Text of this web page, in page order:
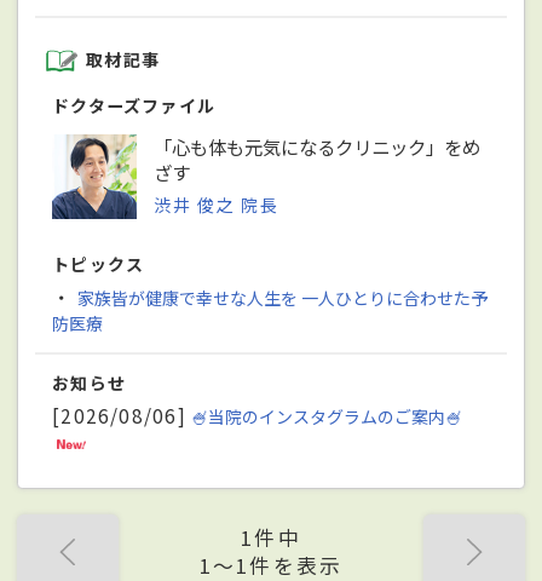
取材記事
ドクターズファイル
「心も体も元気になるクリニック」をめ
ざす
渋井 俊之 院長
トピックス
・ 家族皆が健康で幸せな人生を 一人ひとりに合わせた予
防医療
お知らせ
[2026/08/06] 🍧当院のインスタグラムのご案内🍧
1件中
1〜1件を表示